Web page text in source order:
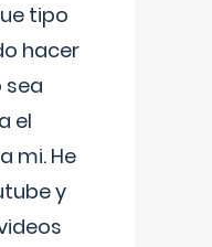
tipo
hacer
sea
el
mi. He
y